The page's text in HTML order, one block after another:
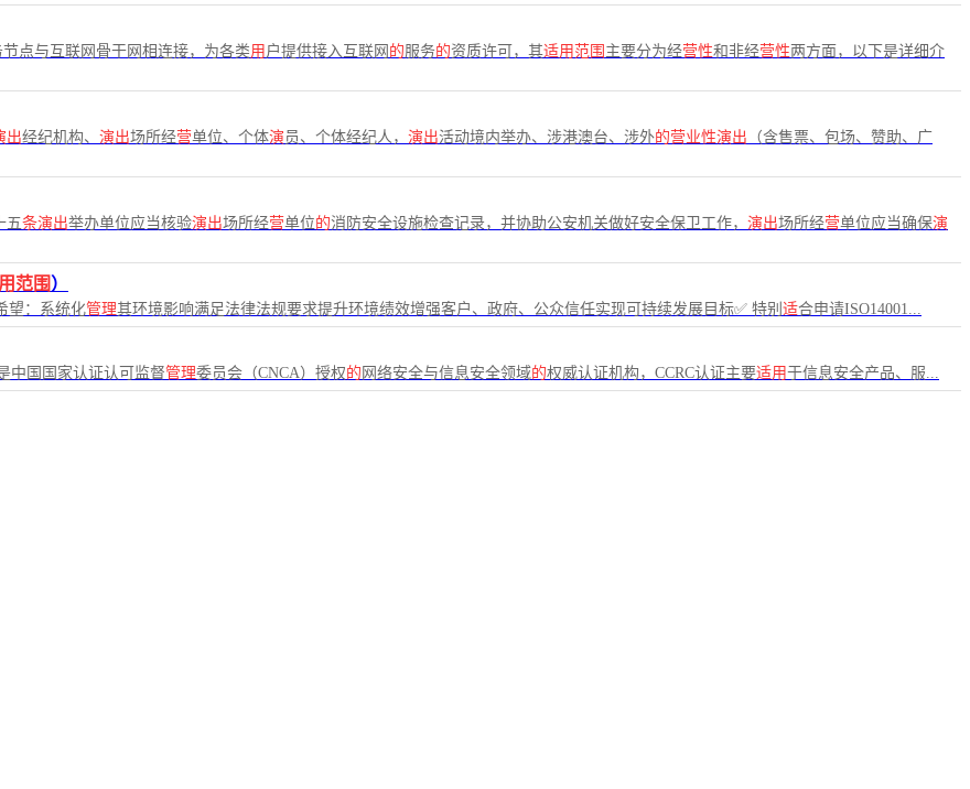
节点与互联网骨干网相连接，为各类用 户提供接入互联网 的服务的资质许可，其适用范围 主要分为经营性和非经营性两方面，以下是详细介
出经纪机构、 演出场所经营单位、个体演 员、个体经纪人， 演出活动境内举办、涉港澳台、涉外的营业性演出 （含售票、包场、赞助、广
五条演出举办单位应当核验演出场所经营单位的消防安全设施检查记录，并协助公安机关做好安全保卫工作， 演出场所经营单位应当确保演
范围）
望：系统化管理其环境影响满足法律法规要求提升环境绩效增强客户、政府、公众信任实现可持续发展目标✅ 特别 适合申请ISO14001...
中国国家认证认可监督管理委员会（CNCA）授权的 网络安全与信息安全领域的权威认证机构，CCRC认证主要适用于信息安全产品、服...